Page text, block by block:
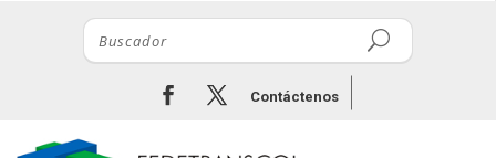
Contáctenos